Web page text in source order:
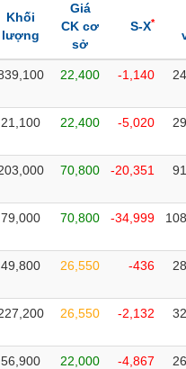
Khối
lượng
Giá
CK cơ
sở
S-X*
22,400 -1,140
21,100 22,400 -5,020
70,800 -20,351
79,000 70,800 -34,999
49,800 26,550 -436
26,550 -2,132
56,900 22,000 -4,867